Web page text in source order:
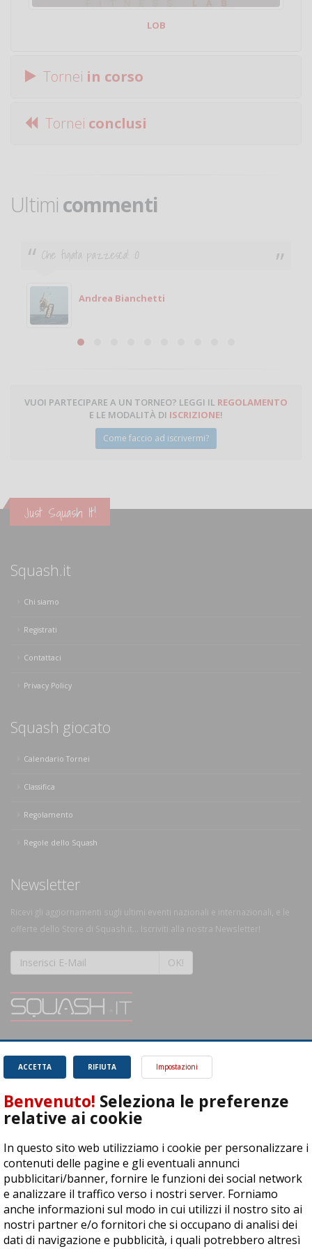
LOB
Tornei in corso
Tornei conclusi
Ultimi commenti
Che figata pazzesca! :O
Andrea Bianchetti
VUOI PARTECIPARE A UN TORNEO? LEGGI IL REGOLAMENTO
E LE MODALITÀ DI ISCRIZIONE!
Come faccio ad iscrivermi?
Just Squash It!
Squash.it
Chi siamo
Registrati
Contattaci
Privacy Policy
Squash giocato
Calendario Tornei
Classifica
Regolamento
Regole dello Squash
Newsletter
Ricevi gli aggiornamenti sugli ultimi eventi nazionali e internazionali, e le
offerte dello Store di Squash.it... Iscriviti alla nostra Newsletter!
OK!
SQUASH.it: Il punto di riferimento quotidiano per tutti gli amanti di questo
magnifico sport.
Leggi
RIFIUTA
ACCETTA Impostazioni
Benvenuto! Seleziona le preferenze
relative ai cookie
In questo sito web utilizziamo i cookie per personalizzare i
contenuti delle pagine e gli eventuali annunci
pubblicitari/banner, fornire le funzioni dei social network
e analizzare il traffico verso i nostri server. Forniamo
anche informazioni sul modo in cui utilizzi il nostro sito ai
nostri partner e/o fornitori che si occupano di analisi dei
dati di navigazione e pubblicità, i quali potrebbero altresì
ASD Let's Sport - Via T. Olivelli 3, 25014 Castenedolo (BS) - P. Iva:
04278030988
© Copyright 2015 | All Rights Reserved - Powered byDynDevice
Privacy Policy Cookie Policy Accessibilità Sitemap